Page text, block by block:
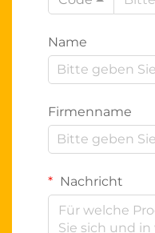
Name
Firmenname
Nachricht